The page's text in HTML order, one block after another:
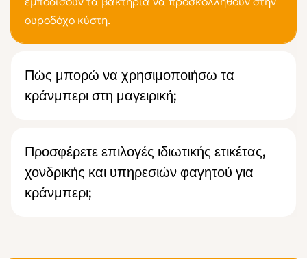
ουροδόχο κύστη.
Πώς μπορώ να χρησιμοποιήσω τα
κράνμπερι στη μαγειρική;
Προσφέρετε επιλογές ιδιωτικής ετικέτας,
χονδρικής και υπηρεσιών φαγητού για
κράνμπερι;